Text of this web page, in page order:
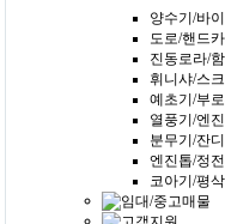
양수기/바
도로/핸드카
진동로라/
휘니샤/스
예초기/부
열풍기/엔진
분무기/잔디
엔진톱/정전
코아기/평삭